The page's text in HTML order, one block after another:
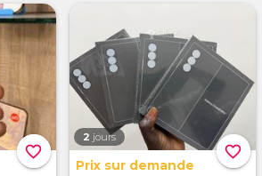
favorite_border favorite_border
2 jours
Prix sur demande